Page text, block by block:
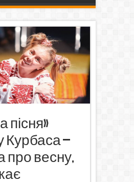
пісня»
Курбаса –
про весну,